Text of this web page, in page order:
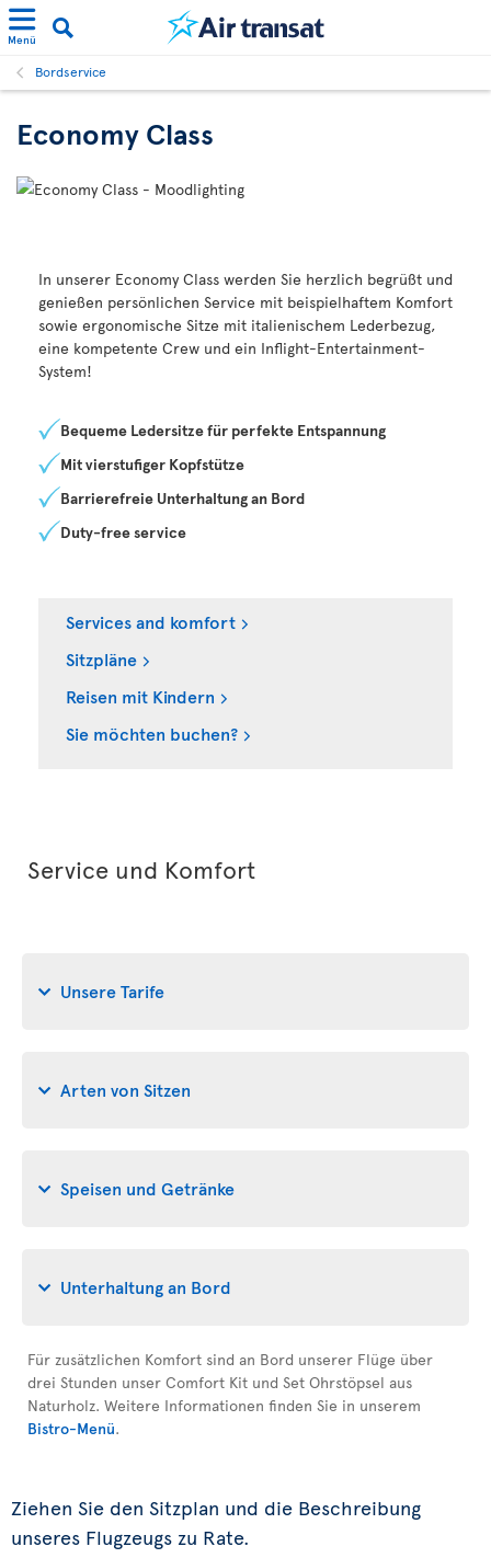
Menü
Bordservice
Economy Class
In unserer Economy Class werden Sie herzlich begrüßt und
genießen persönlichen Service mit beispielhaftem Komfort
sowie ergonomische Sitze mit italienischem Lederbezug,
eine kompetente Crew und ein Inflight-Entertainment-
System!
Bequeme Ledersitze für perfekte Entspannung
Mit vierstufiger Kopfstütze
Barrierefreie Unterhaltung an Bord
Duty-free service
Services and komfort
Sitzpläne
Reisen mit Kindern
Sie möchten buchen?
Service und Komfort
Unsere Tarife
Arten von Sitzen
Speisen und Getränke
Unterhaltung an Bord
Für zusätzlichen Komfort sind an Bord unserer Flüge über
drei Stunden unser Comfort Kit und Set Ohrstöpsel aus
Naturholz. Weitere Informationen finden Sie in unserem
Bistro-Menü.
Ziehen Sie den Sitzplan und die Beschreibung
unseres Flugzeugs zu Rate.